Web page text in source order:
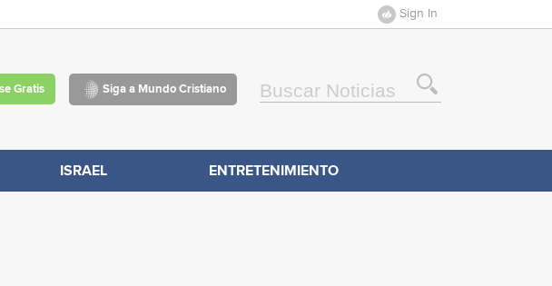
Sign In
Gratis Siga a Mundo Cristiano
ISRAEL ENTRETENIMIENTO